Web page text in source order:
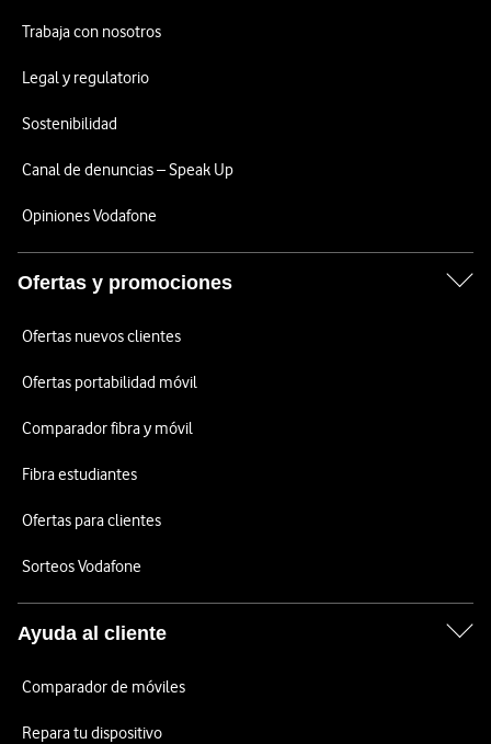
Trabaja con nosotros
Legal y regulatorio
Sostenibilidad
Canal de denuncias – Speak Up
Opiniones Vodafone
Ofertas y promociones
Ofertas nuevos clientes
Ofertas portabilidad móvil
Comparador fibra y móvil
Fibra estudiantes
Ofertas para clientes
Sorteos Vodafone
Ayuda al cliente
Comparador de móviles
Repara tu dispositivo